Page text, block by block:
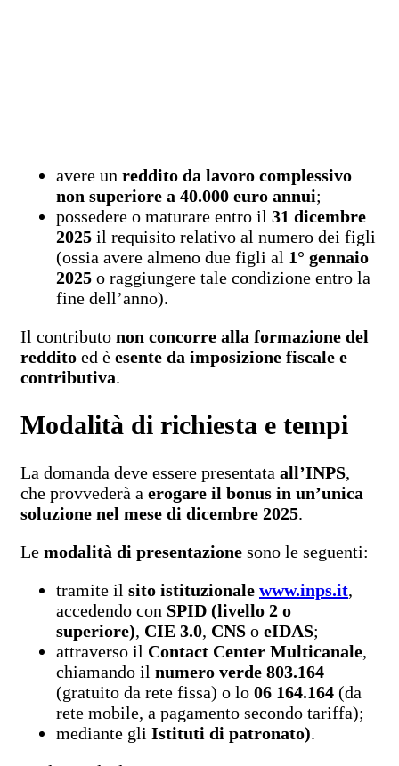
avere un reddito da lavoro complessivo
non superiore a 40.000 euro annui;
possedere o maturare entro il 31 dicembre
2025 il requisito relativo al numero dei figli
(ossia avere almeno due figli al 1° gennaio
2025 o raggiungere tale condizione entro la
fine dell’anno).
Il contributo non concorre alla formazione del
reddito ed è esente da imposizione fiscale e
contributiva.
Modalità di richiesta e tempi
La domanda deve essere presentata all’INPS,
che provvederà a erogare il bonus in un’unica
soluzione nel mese di dicembre 2025.
Le modalità di presentazione sono le seguenti:
tramite il sito istituzionale www.inps.it,
accedendo con SPID (livello 2 o
superiore), CIE 3.0, CNS o eIDAS;
attraverso il Contact Center Multicanale,
chiamando il numero verde 803.164
(gratuito da rete fissa) o lo 06 164.164 (da
rete mobile, a pagamento secondo tariffa);
mediante gli Istituti di patronato).